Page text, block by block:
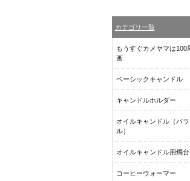
カテゴリ一覧
もうすぐカメヤマは100
画
ベーシックキャンドル
キャンドルホルダー
オイルキャンドル（パ
ル）
オイルキャンドル用燭台
コーヒーウォーマー